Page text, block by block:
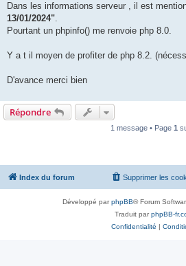
a
g
Dans les informations serveur , il est
13/01/2024".
Pourtant un phpinfo() me renvoie php 8.0.
Y a t il moyen de profiter de php 8.2.
D'avance merci bien
Répondre
1 message • Page 1
Index du forum Supprimer les
Développé parphpBB® Forum
Traduit parphpBB-
Confidentialité |